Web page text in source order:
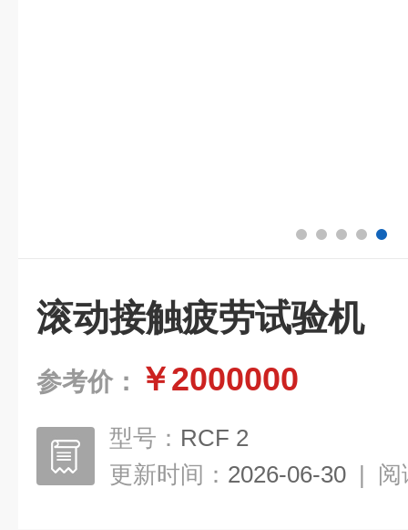
滚动接触疲劳试验机
参考价： ￥2000000
型号： RCF 2
更新时间： 2026-06-30 | 阅